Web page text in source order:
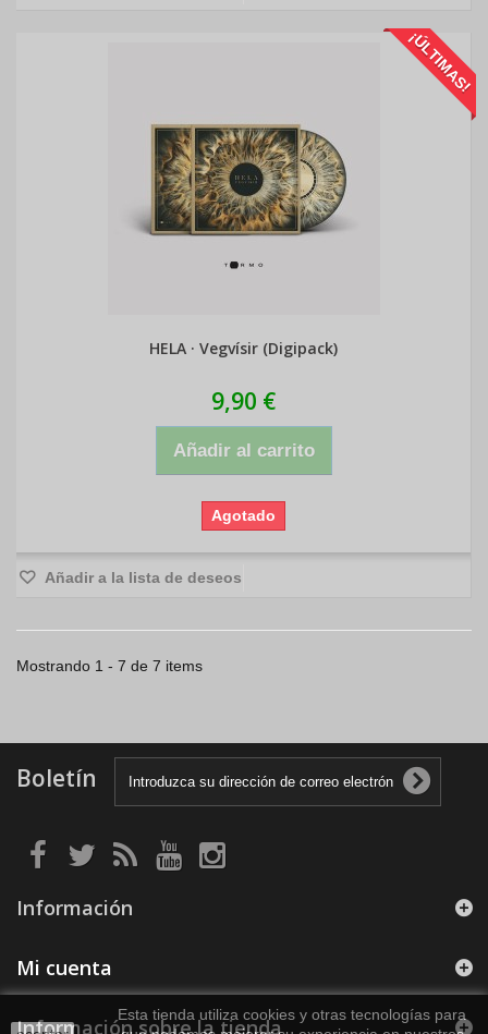
¡ÚLTIMAS!
HELA · Vegvísir (Digipack)
9,90 €
Añadir al carrito
Agotado
Añadir a la lista de deseos
Mostrando 1 - 7 de 7 items
Boletín
Información
Mi cuenta
Información sobre la tienda
Esta tienda utiliza cookies y otras tecnologías para